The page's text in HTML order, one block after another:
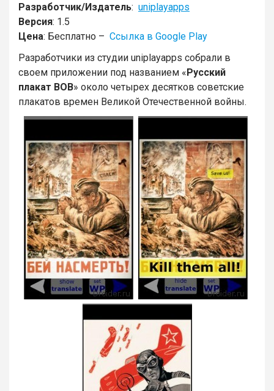
Разработчик/Издатель: uniplayapps
Версия: 1.5
Цена: Бесплатно – Ссылка в Google Play
Разработчики из студии uniplayapps собрали в
своем приложении под названием «Русский
плакат ВОВ» около четырех десятков советские
плакатов времен Великой Отечественной войны.